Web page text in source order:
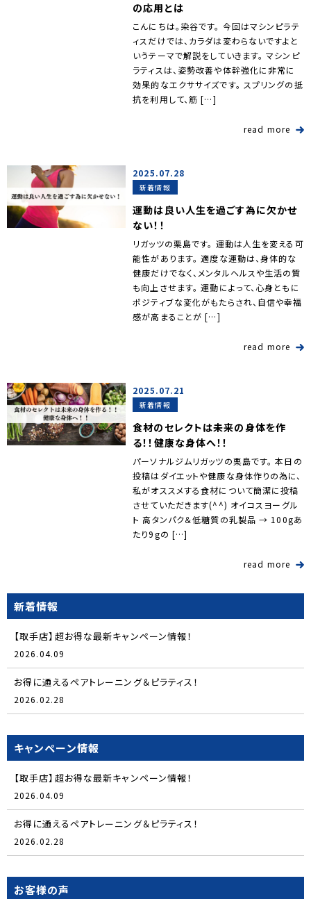
の応用とは
こんにちは。染谷です。 今回はマシンピラテ
ィスだけでは、カラダは変わらないですよと
いうテーマで解説をしていきます。 マシンピ
ラティスは、姿勢改善や体幹強化に非常に
効果的なエクササイズです。 スプリングの抵
抗を利用して、筋 […]
read more
2025.07.28
新着情報
運動は良い人生を過ごす為に欠かせ
ない！！
リガッツの栗島です。 運動は人生を変える可
能性があります。 適度な運動は、身体的な
健康だけでなく、メンタルヘルスや生活の質
も向上させます。 運動によって、心身ともに
ポジティブな変化がもたらされ、自信や幸福
感が高まることが […]
read more
2025.07.21
新着情報
食材のセレクトは未来の身体を作
る！！健康な身体へ！！
パーソナルジムリガッツの栗島です。 本日の
投稿はダイエットや健康な身体作りの為に、
私がオススメする食材について簡潔に投稿
させていただきます(^^) オイコスヨーグル
ト 高タンパク＆低糖質の乳製品 → 100gあ
たり9gの […]
read more
新着情報
【取手店】超お得な最新キャンペーン情報！
2026.04.09
お得に通えるペアトレーニング＆ピラティス！
2026.02.28
キャンペーン情報
【取手店】超お得な最新キャンペーン情報！
2026.04.09
お得に通えるペアトレーニング＆ピラティス！
2026.02.28
お客様の声